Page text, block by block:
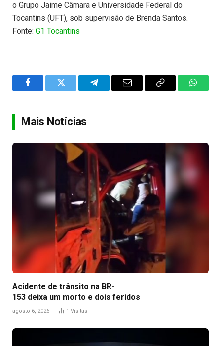
o Grupo Jaime Câmara e Universidade Federal do
Tocantins (UFT), sob supervisão de Brenda Santos.
Fonte: G1 Tocantins
FacebookTwitter TelegramEmail
Copy
Mais Notícias
Acidente de trânsito na BR-
153 deixa um morto e dois feridos
agosto 6, 2026 1 Visitas